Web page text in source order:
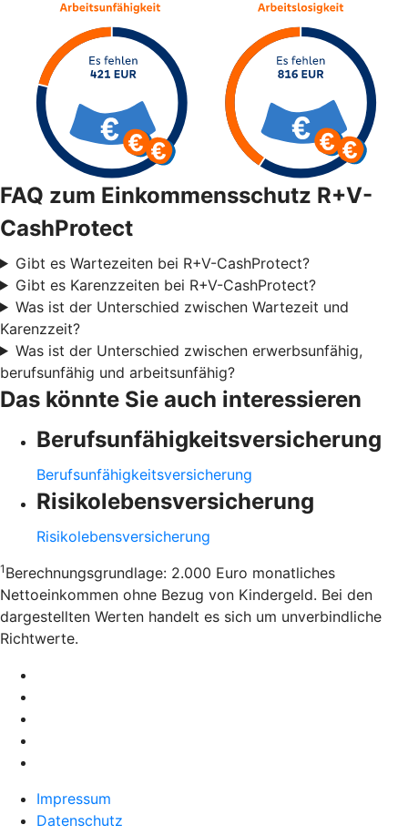
FAQ zum Einkommensschutz R+V-
CashProtect
Gibt es Wartezeiten bei R+V-CashProtect?
Gibt es Karenzzeiten bei R+V-CashProtect?
Was ist der Unterschied zwischen Wartezeit und
Karenzzeit?
Was ist der Unterschied zwischen erwerbsunfähig,
berufsunfähig und arbeitsunfähig?
Das könnte Sie auch interessieren
Berufsunfähigkeitsversicherung
Berufsunfähigkeitsversicherung
Risikolebensversicherung
Risikolebensversicherung
1 Berechnungsgrundlage: 2.000 Euro monatliches
Nettoeinkommen ohne Bezug von Kindergeld. Bei den
dargestellten Werten handelt es sich um unverbindliche
Richtwerte.
Impressum
Datenschutz